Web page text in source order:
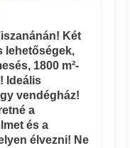
Két
lehetőségek,
1800 m²-
Ideális
vendégház!
a
és a
élvezni! Ne